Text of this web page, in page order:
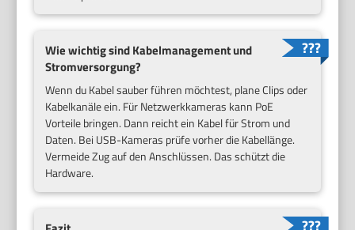
Wie wichtig sind Kabelmanagement und
Stromversorgung?
Wenn du Kabel sauber führen möchtest, plane Clips oder
Kabelkanäle ein. Für Netzwerkkameras kann PoE
Vorteile bringen. Dann reicht ein Kabel für Strom und
Daten. Bei USB-Kameras prüfe vorher die Kabellänge.
Vermeide Zug auf den Anschlüssen. Das schützt die
Hardware.